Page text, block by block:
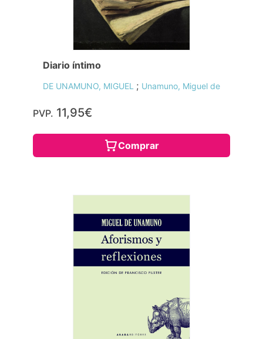
Diario íntimo
DE UNAMUNO, MIGUEL ; Unamuno, Miguel de
PVP. 11,95€
Comprar